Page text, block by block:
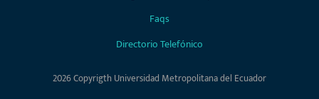
Faqs
Directorio Telefónico
2026 Copyrigth Universidad Metropolitana del Ecuador